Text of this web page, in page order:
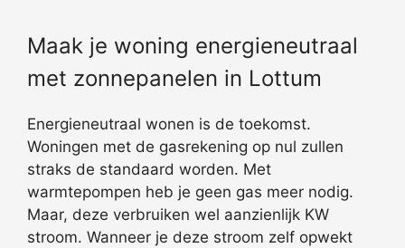
Maak je woning energieneutraal
met zonnepanelen in Lottum
Energieneutraal wonen is de toekomst.
Woningen met de gasrekening op nul zullen
straks de standaard worden. Met
warmtepompen heb je geen gas meer nodig.
Maar, deze verbruiken wel aanzienlijk KW
stroom. Wanneer je deze stroom zelf opwekt